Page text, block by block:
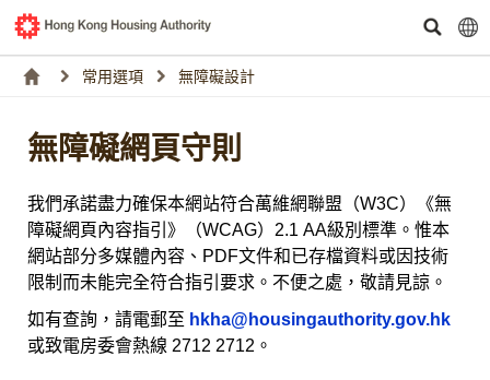
常用選項 無障礙設計
無障礙網頁守則
我們承諾盡力確保本網站符合萬維網聯盟（W3C）《無
障礙網頁內容指引》（WCAG）2.1 AA級別標準。惟本
網站部分多媒體內容、PDF文件和已存檔資料或因技術
限制而未能完全符合指引要求。不便之處，敬請見諒。
如有查詢，請電郵至 hkha@housingauthority.gov.hk
或致電房委會熱線 2712 2712。